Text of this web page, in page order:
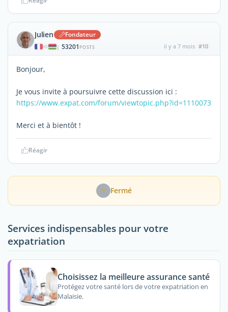
Julien Fondateur
| 53201 POSTS il y a 7 mois #10
Bonjour,
Je vous invite à poursuivre cette discussion ici :
https://www.expat.com/forum/viewtopic.php?id=1110073
Merci et à bientôt !
Réagir
Fermé
Services indispensables pour votre
expatriation
Choisissez la meilleure assurance santé
Protégez votre santé lors de votre expatriation en
Malaisie.